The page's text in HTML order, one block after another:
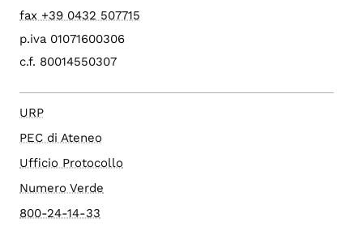
fax +39 0432 507715
p.iva 01071600306
c.f. 80014550307
URP
PEC di Ateneo
Ufficio Protocollo
Numero Verde
800-24-14-33